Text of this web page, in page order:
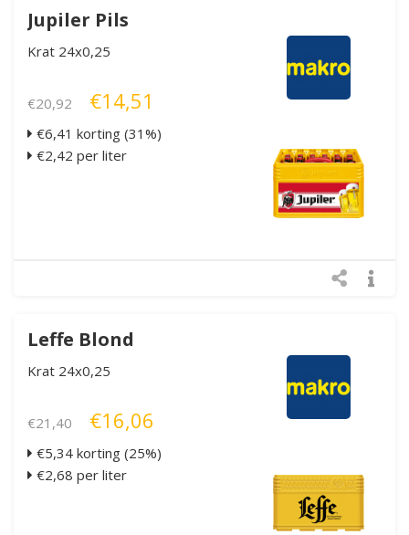
Jupiler Pils
Krat 24x0,25
€20,92 €14,51
€6,41 korting (31%)
€2,42 per liter
Leffe Blond
Krat 24x0,25
€21,40 €16,06
€5,34 korting (25%)
€2,68 per liter